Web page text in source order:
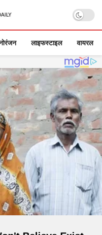
लाइफस्टाइल वायरल